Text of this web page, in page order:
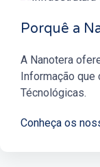
Porquê a
A Nanotera
Informação que
Técnológicas.
Conheça os